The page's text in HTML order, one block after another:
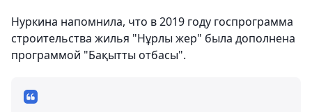
Нуркина напомнила, что в 2019 году госпрограмма
строительства жилья "Нұрлы жер" была дополнена
программой "Бақытты отбасы".